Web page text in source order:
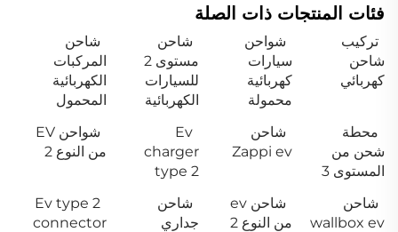
فئات المنتجات ذات الصلة
تركيب
شاحن
كهربائي
شواحن
سيارات
كهربائية
محمولة
شاحن
مستوى 2
للسيارات
الكهربائية
شاحن
المركبات
الكهربائية
المحمول
محطة
شحن من
المستوى 3
شاحن
Zappi ev
Ev
charger
type 2
شواحن EV
من النوع 2
شاحن
wallbox ev
شاحن ev
من النوع 2
شاحن
جداري
Ev type 2
connector